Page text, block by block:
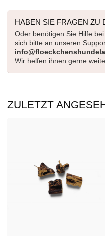
HABEN SIE FRAGEN ZU
Oder benötigen Sie Hilfe
sich bitte an unseren
Wir helfen ihnen gerne
ZULETZT